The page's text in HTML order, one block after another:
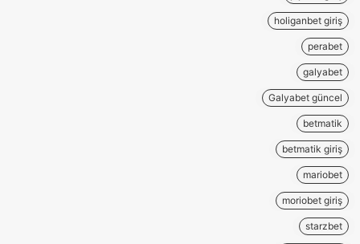
holiganbet giriş
perabet
galyabet
Galyabet güncel
betmatik
betmatik giriş
mariobet
moriobet giriş
starzbet